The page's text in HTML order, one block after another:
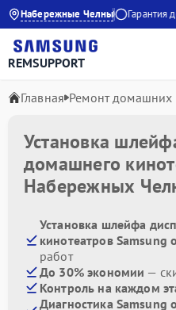
Набережные Челны
с 9:00 до 21:00 Гарантия до
REMSUPPORT
Главная Ремонт домашних
Установка
домашнего
Набережных
Установка шлейфа
кинотеатров Samsung
работ
До 30% экономии —
Контроль на каждом
Диагностика Samsung